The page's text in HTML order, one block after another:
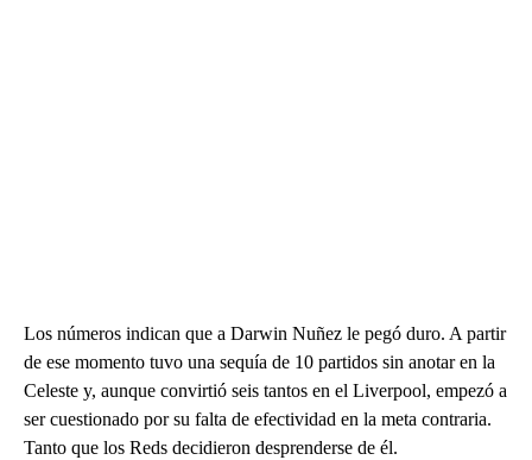
Los números indican que a Darwin Nuñez le pegó duro. A partir
de ese momento tuvo una sequía de 10 partidos sin anotar en la
Celeste y, aunque convirtió seis tantos en el Liverpool, empezó a
ser cuestionado por su falta de efectividad en la meta contraria.
Tanto que los Reds decidieron desprenderse de él.